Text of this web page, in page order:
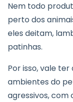
Nem todo
perto dos
eles deitam,
patinhas.
Por isso, vale
ambientes do
agressivos, com